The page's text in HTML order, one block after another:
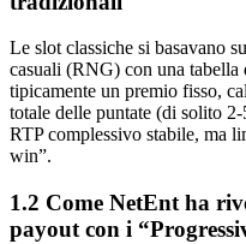
Le slot classiche si basavano
casuali (RNG) con una tabella
tipicamente un premio fisso,
totale delle puntate (di solito
RTP complessivo stabile, ma
win”.
1.2 Come NetEnt ha
payout con i